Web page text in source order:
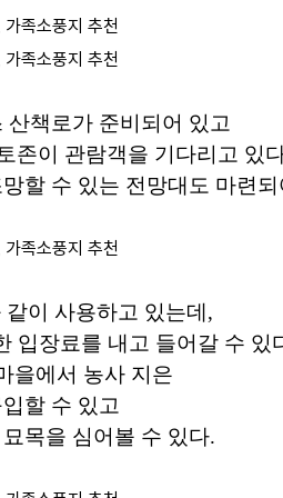
책로가 준비되어 있고
존이 관람객을 기다리고 있
할 수 있는 전망대도 마련되
이 사용하고 있는데,
입장료를 내고 들어갈 수 있
을에서 농사 지은
할 수 있고
목을 심어볼 수 있다.